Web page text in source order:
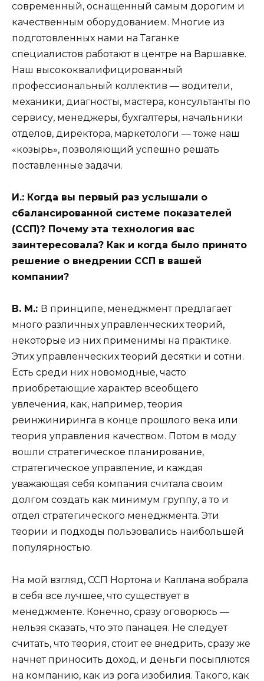
современный, оснащенный самым дорогим и
качественным оборудованием. Многие из
подготовленных нами на Таганке
специалистов работают в центре на Варшавке.
Наш высококвалифицированный
профессиональный коллектив — водители,
механики, диагносты, мастера, консультанты по
сервису, менеджеры, бухгалтеры, начальники
отделов, директора, маркетологи — тоже наш
«козырь», позволяющий успешно решать
поставленные задачи.
И.: Когда вы первый раз услышали о
сбалансированной системе показателей
(ССП)? Почему эта технология вас
заинтересовала? Как и когда было принято
решение о внедрении ССП в вашей
компании?
В. М.: В принципе, менеджмент предлагает
много различных управленческих теорий,
некоторые из них применимы на практике.
Этих управленческих теорий десятки и сотни.
Есть среди них новомодные, часто
приобретающие характер всеобщего
увлечения, как, например, теория
реинжиниринга в конце прошлого века или
теория управления качеством. Потом в моду
вошли стратегическое планирование,
стратегическое управление, и каждая
уважающая себя компания считала своим
долгом создать как минимум группу, а то и
отдел стратегического менеджмента. Эти
теории и подходы пользовались наибольшей
популярностью.
На мой взгляд, ССП Нортона и Каплана вобрала
в себя все лучшее, что существует в
менеджменте. Конечно, сразу оговорюсь —
нельзя сказать, что это панацея. Не следует
считать, что теория, стоит ее внедрить, сразу же
начнет приносить доход, и деньги посыплются
на компанию, как из рога изобилия. Такого, как